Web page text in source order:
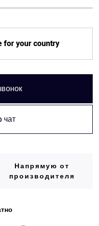
for your country
чат
Напрямую от
производителя